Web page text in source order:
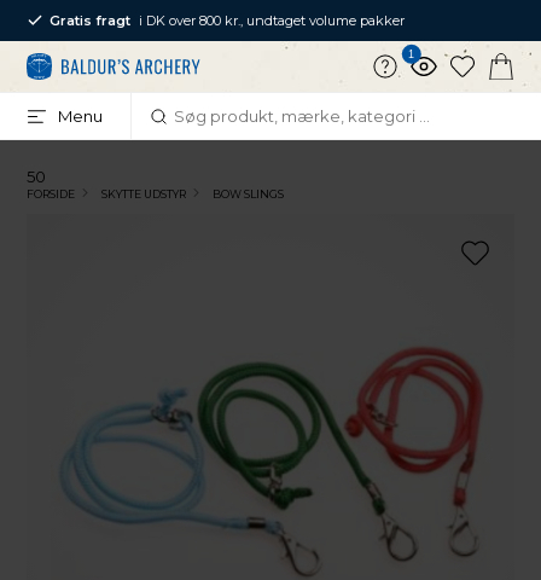
Gratis fragt i DK over 800 kr., undtaget volume pakker
1
Menu
50
FORSIDE SKYTTE UDSTYR BOW SLINGS